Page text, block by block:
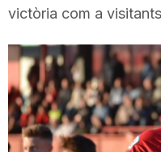
a
t
d
victòria com a